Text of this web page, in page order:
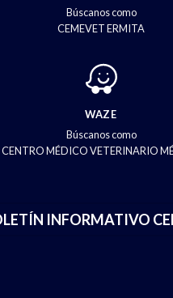
Búscanos como
CEMEVET ERMITA
WAZE
Búscanos como
CENTRO MÉDICO VETERINARIO
INFORMATIVO